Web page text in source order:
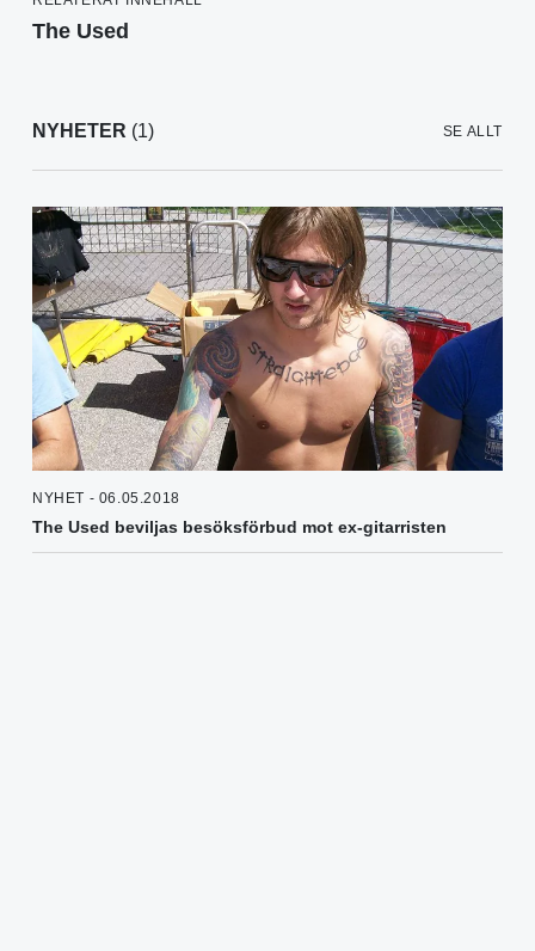
The Used
NYHETER (1) SE ALLT
NYHET - 06.05.2018
The Used beviljas besöksförbud mot ex-gitarristen